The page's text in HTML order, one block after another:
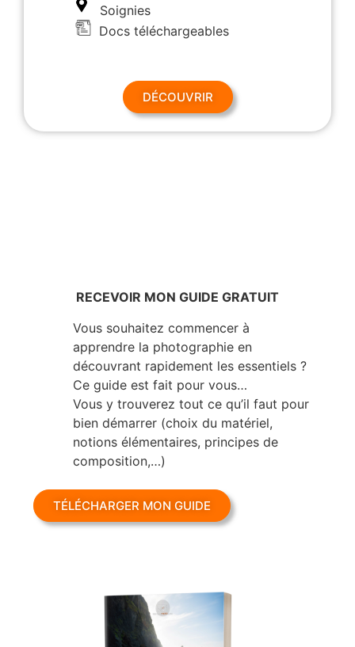
Soignies
Docs téléchargeables
DÉCOUVRIR
RECEVOIR MON GUIDE GRATUIT
Vous souhaitez commencer à
apprendre la photographie en
découvrant rapidement les essentiels ?
Ce guide est fait pour vous…
Vous y trouverez tout ce qu’il faut pour
bien démarrer (choix du matériel,
notions élémentaires, principes de
composition,…)
TÉLÉCHARGER MON GUIDE